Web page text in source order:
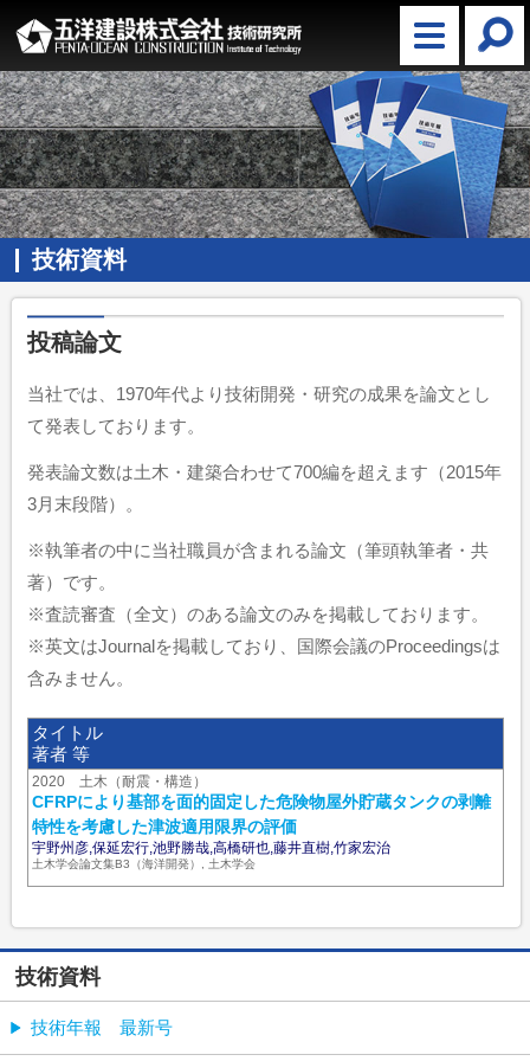
技術資料
投稿論文
当社では、1970年代より技術開発・研究の成果を論文とし
て発表しております。
発表論文数は土木・建築合わせて700編を超えます（2015年
3月末段階）。
※執筆者の中に当社職員が含まれる論文（筆頭執筆者・共
著）です。
※査読審査（全文）のある論文のみを掲載しております。
※英文はJournalを掲載しており、国際会議のProceedingsは
含みません。
タイトル
著者 等
2020 土木（耐震・構造）
CFRPにより基部を面的固定した危険物屋外貯蔵タンクの剥離
特性を考慮した津波適用限界の評価
宇野州彦,保延宏行,池野勝哉,高橋研也,藤井直樹,竹家宏治
土木学会論文集B3（海洋開発）, 土木学会
技術資料
技術年報 最新号